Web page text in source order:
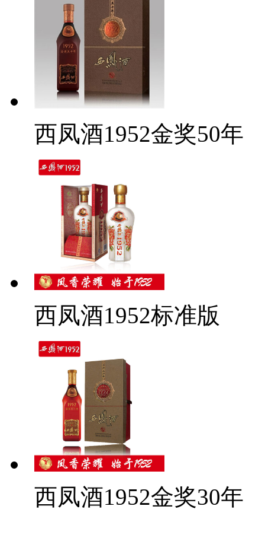
西凤酒1952金奖50年
西凤酒1952标准版
西凤酒1952金奖30年